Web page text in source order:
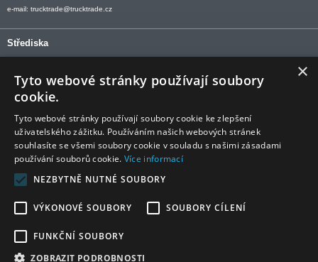
e-mail: trucktrade@trucktrade.cz
Střediska
OSTRAVA tel: +420 602 547 882
OTROKOVICE tel: +420 577 110 921-2
Sledujte nás
×
Tyto webové stránky používají soubory
cookie.
Tyto webové stránky používají soubory cookie ke zlepšení
uživatelského zážitku. Používáním našich webových stránek
souhlasíte se všemi soubory cookie v souladu s našimi zásadami
používání souborů cookie. Více informací
NEZBYTNĚ NUTNÉ SOUBORY
VÝKONOVÉ SOUBORY SOUBORY CÍLENÍ
FUNKČNÍ SOUBORY
ZOBRAZIT PODROBNOSTI